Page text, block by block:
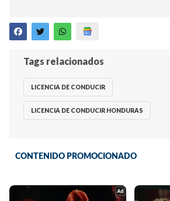
Tags relacionados
LICENCIA DE CONDUCIR
LICENCIA DE CONDUCIR HONDURAS